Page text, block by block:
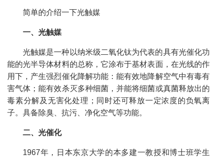
简单的介绍一下光触媒
一、光触媒
光触媒是一种以纳米级二氧化钛为代表的具有光催化功
能的光半导体材料的总称，它涂布于基材表面，在光线的作
用下，产生强烈催化降解功能：能有效地降解空气中有毒有
害气体；能有效杀灭多种细菌，并能将细菌或真菌释放出的
毒素分解及无害化处理；同时还可释放一定浓度的负氧离
子。具备除臭、抗污、净化空气等功能。
二、光催化
1967年，日本东京大学的本多建一教授和博士班学生